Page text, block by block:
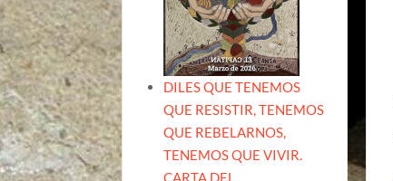
DILES QUE TENEMOS
QUE RESISTIR, TENEMOS
QUE REBELARNOS,
TENEMOS QUE VIVIR.
CARTA DEL